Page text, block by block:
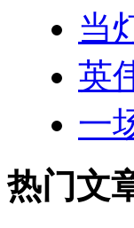
当
英
一
热门文